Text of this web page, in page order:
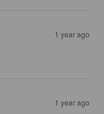
1 year ago
1 year ago